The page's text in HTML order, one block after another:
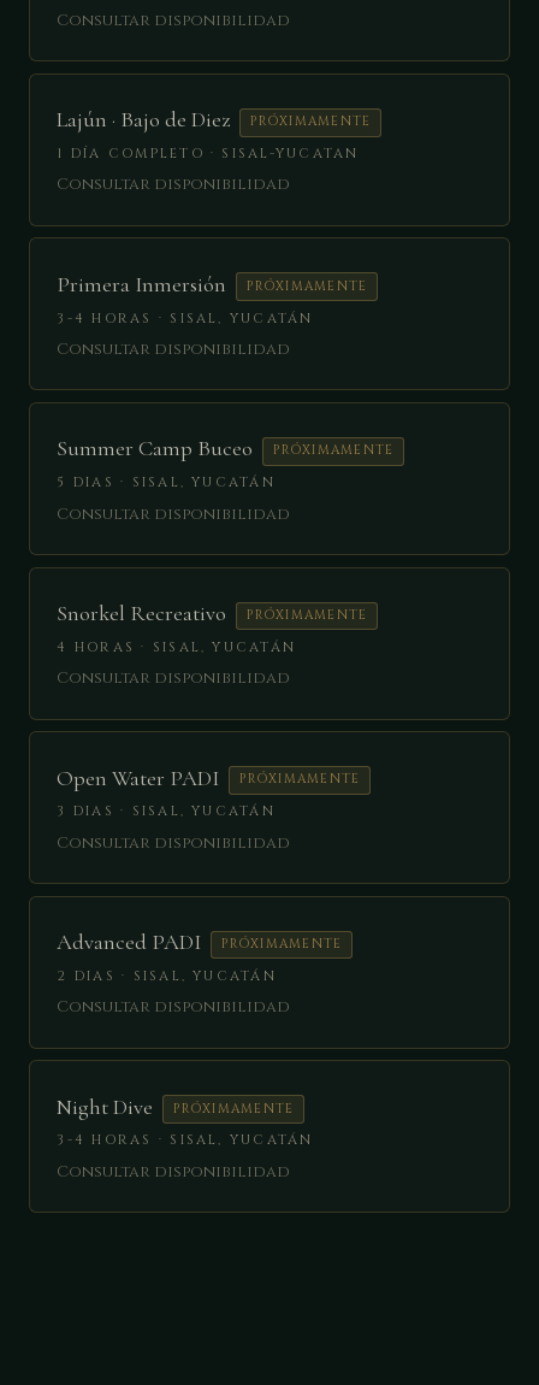
Consultar disponibilidad
Lajún · Bajo de Diez PRÓXIMAMENTE
1 DÍA COMPLETO · SISAL-YUCATAN
Consultar disponibilidad
Primera Inmersión PRÓXIMAMENTE
3-4 HORAS · SISAL, YUCATÁN
Consultar disponibilidad
Summer Camp Buceo PRÓXIMAMENTE
5 DIAS · SISAL, YUCATÁN
Consultar disponibilidad
Snorkel Recreativo PRÓXIMAMENTE
4 HORAS · SISAL, YUCATÁN
Consultar disponibilidad
Open Water PADI PRÓXIMAMENTE
3 DIAS · SISAL, YUCATÁN
Consultar disponibilidad
Advanced PADI PRÓXIMAMENTE
2 DIAS · SISAL, YUCATÁN
Consultar disponibilidad
Night Dive PRÓXIMAMENTE
3-4 HORAS · SISAL, YUCATÁN
Consultar disponibilidad